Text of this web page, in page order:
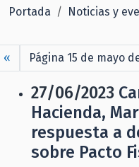
Portada Noticias y
« Página 15 de mayo
27/06/2023
Hacienda,
respuesta a
sobre Pacto